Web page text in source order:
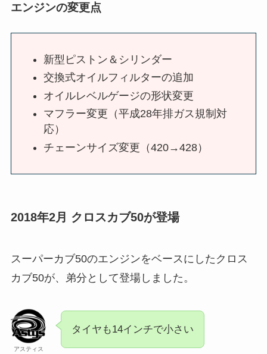
エンジンの変更点
新型ピストン＆シリンダー
交換式オイルフィルターの追加
オイルレベルゲージの形状変更
マフラー変更（平成28年排ガス規制対
応）
チェーンサイズ変更（420→428）
2018年2月 クロスカブ50が登場
スーパーカブ50のエンジンをベースにしたクロス
カブ50が、弟分として登場しました。
アスティス
タイヤも14インチで小さい